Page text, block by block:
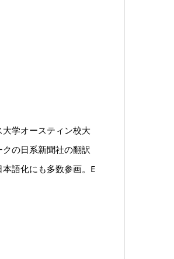
学オースティン校大
の日系新聞社の翻訳
語化にも多数参画。E